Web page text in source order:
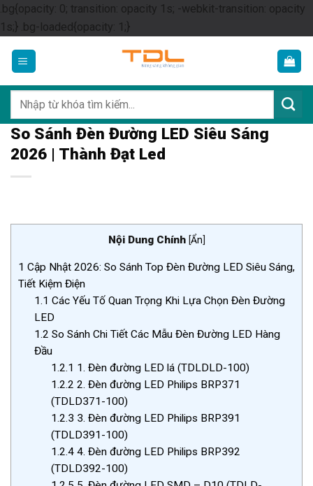
.bg{opacity: 0; transition: opacity 1s; -webkit-transition: opacity
1s;} .bg-loaded{opacity: 1;}Skip
content
kiếm:
So Sánh Đèn Đường LED Siêu Sáng
2026 | Thành Đạt Led
Nội Dung Chính [Ẩn]
1 Cập Nhật 2026: So Sánh Top Đèn Đường LED Siêu Sáng,
Tiết Kiệm Điện
1.1 Các Yếu Tố Quan Trọng Khi Lựa Chọn Đèn Đường
LED
1.2 So Sánh Chi Tiết Các Mẫu Đèn Đường LED Hàng
Đầu
1.2.1 1. Đèn đường LED lá (TDLDLD-100)
1.2.2 2. Đèn đường LED Philips BRP371
(TDLD371-100)
1.2.3 3. Đèn đường LED Philips BRP391
(TDLD391-100)
1.2.44. Đèn đường LED Philips BRP392
(TDLD392-100)